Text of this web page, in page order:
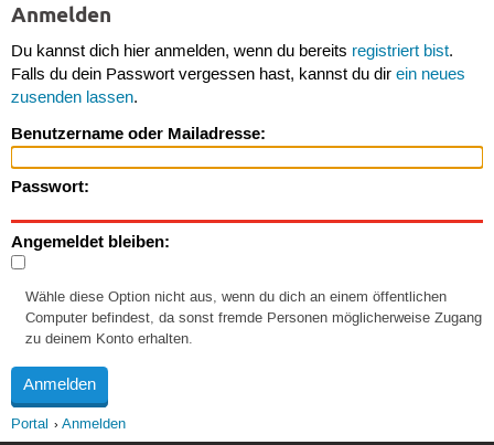
Anmelden
Du kannst dich hier anmelden, wenn du bereits registriert bist.
Falls du dein Passwort vergessen hast, kannst du dir ein neues
zusenden lassen.
Benutzername oder Mailadresse:
Passwort:
Angemeldet bleiben:
Wähle diese Option nicht aus, wenn du dich an einem öffentlichen
Computer befindest, da sonst fremde Personen möglicherweise Zugang
zu deinem Konto erhalten.
Portal Anmelden